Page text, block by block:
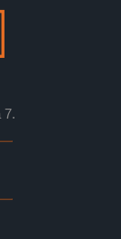
7.